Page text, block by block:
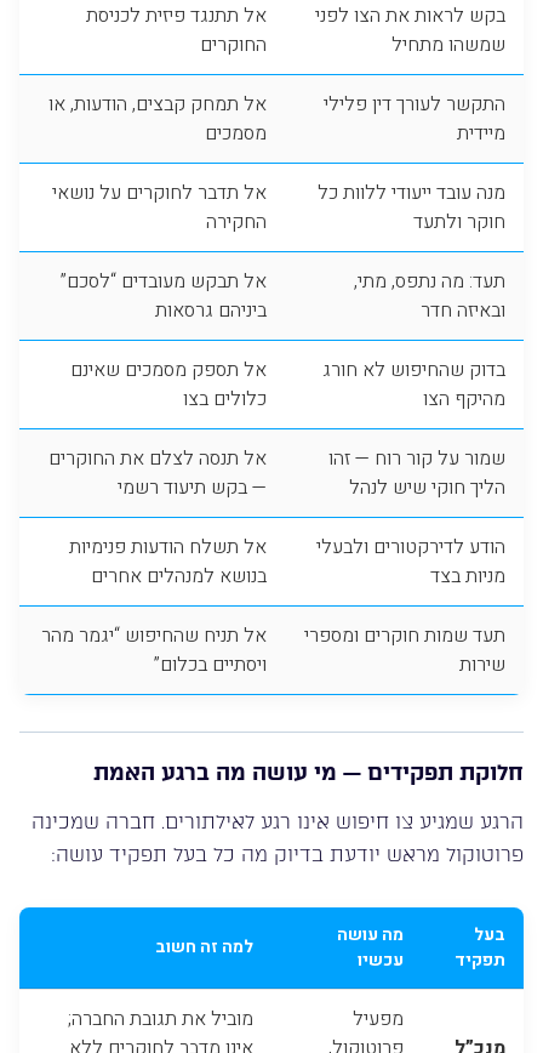
בקש לראות את הצו לפני
שמשהו מתחיל
אל תתנגד פיזית לכניסת
החוקרים
התקשר לעורך דין פלילי
מיידית
אל תמחק קבצים, הודעות, או
מסמכים
מנה עובד ייעודי ללוות כל
חוקר ולתעד
אל תדבר לחוקרים על נושאי
החקירה
תעד: מה נתפס, מתי,
ובאיזה חדר
אל תבקש מעובדים “לסכם”
ביניהם גרסאות
בדוק שהחיפוש לא חורג
מהיקף הצו
אל תספק מסמכים שאינם
כלולים בצו
שמור על קור רוח — זהו
הליך חוקי שיש לנהל
אל תנסה לצלם את החוקרים
— בקש תיעוד רשמי
הודע לדירקטורים ולבעלי
מניות בצד
אל תשלח הודעות פנימיות
בנושא למנהלים אחרים
תעד שמות חוקרים ומספרי
שירות
אל תניח שהחיפוש “יגמר מהר
ויסתיים בכלום”
חלוקת תפקידים — מי עושה מה ברגע האמת
הרגע שמגיע צו חיפוש אינו רגע לאילתורים. חברה שמכינה
פרוטוקול מראש יודעת בדיוק מה כל בעל תפקיד עושה:
בעל
תפקיד
מה עושה
עכשיו
למה זה חשוב
מפעיל
מוביל את תגובת החברה;